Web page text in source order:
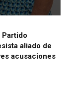
Partido
aliado de
acusaciones